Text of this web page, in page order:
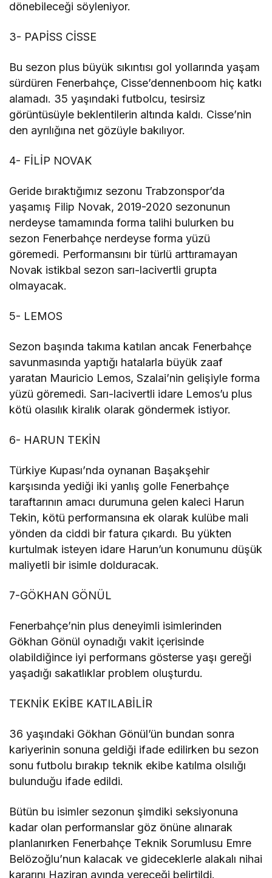
dönebileceği söyleniyor.
3- PAPİSS CİSSE
Bu sezon plus büyük sıkıntısı gol yollarında yaşam
sürdüren Fenerbahçe, Cisse’dennenboom hiç katkı
alamadı. 35 yaşındaki futbolcu, tesirsiz
görüntüsüyle beklentilerin altında kaldı. Cisse’nin
den ayrılığına net gözüyle bakılıyor.
4- FİLİP NOVAK
Geride bıraktığımız sezonu Trabzonspor’da
yaşamış Filip Novak, 2019-2020 sezonunun
nerdeyse tamamında forma talihi bulurken bu
sezon Fenerbahçe nerdeyse forma yüzü
göremedi. Performansını bir türlü arttıramayan
Novak istikbal sezon sarı-lacivertli grupta
olmayacak.
5- LEMOS
Sezon başında takıma katılan ancak Fenerbahçe
savunmasında yaptığı hatalarla büyük zaaf
yaratan Mauricio Lemos, Szalai’nin gelişiyle forma
yüzü göremedi. Sarı-lacivertli idare Lemos’u plus
kötü olasılık kiralık olarak göndermek istiyor.
6- HARUN TEKİN
Türkiye Kupası’nda oynanan Başakşehir
karşısında yediği iki yanlış golle Fenerbahçe
taraftarının amacı durumuna gelen kaleci Harun
Tekin, kötü performansına ek olarak kulübe mali
yönden da ciddi bir fatura çıkardı. Bu yükten
kurtulmak isteyen idare Harun’un konumunu düşük
maliyetli bir isimle dolduracak.
7-GÖKHAN GÖNÜL
Fenerbahçe’nin plus deneyimli isimlerinden
Gökhan Gönül oynadığı vakit içerisinde
olabildiğince iyi performans gösterse yaşı gereği
yaşadığı sakatlıklar problem oluşturdu.
TEKNİK EKİBE KATILABİLİR
36 yaşındaki Gökhan Gönül’ün bundan sonra
kariyerinin sonuna geldiği ifade edilirken bu sezon
sonu futbolu bırakıp teknik ekibe katılma olsılığı
bulunduğu ifade edildi.
Bütün bu isimler sezonun şimdiki seksiyonuna
kadar olan performanslar göz önüne alınarak
planlanırken Fenerbahçe Teknik Sorumlusu Emre
Belözoğlu’nun kalacak ve gideceklerle alakalı nihai
kararını Haziran ayında vereceği belirtildi.